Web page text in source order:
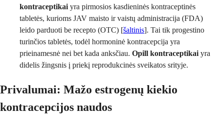
kontraceptikai yra pirmosios kasdieninės kontraceptinės
tabletės, kurioms JAV maisto ir vaistų administracija (FDA)
leido parduoti be recepto (OTC) [šaltinis]. Tai tik progestino
turinčios tabletės, todėl hormoninė kontracepcija yra
prieinamesnė nei bet kada anksčiau. Opill kontraceptikai yra
didelis žingsnis į priekį reprodukcinės sveikatos srityje.
Privalumai: Mažo estrogenų kiekio
kontracepcijos naudos